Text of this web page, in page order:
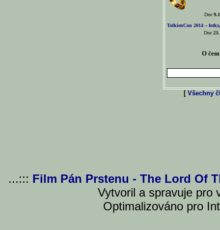
Dne
TolkienCon 2014 –
Dne
O
[ Všechny
...::: Film Pán Prstenu - The Lord Of
Vytvoril a spravuje pro
Optimalizováno pro